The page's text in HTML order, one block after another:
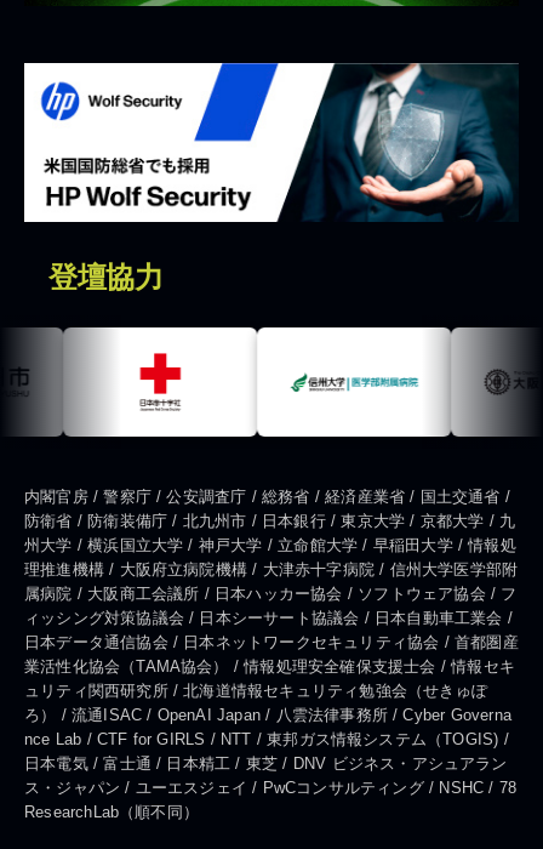
登壇協力
内閣官房 / 警察庁 / 公安調査庁 / 総務省 / 経済産業省 / 国土交通省 /
防衛省 / 防衛装備庁 / 北九州市 / 日本銀行 / 東京大学 / 京都大学 / 九
州大学 / 横浜国立大学 / 神戸大学 / 立命館大学 / 早稲田大学 / 情報処
理推進機構 / 大阪府立病院機構 / 大津赤十字病院 / 信州大学医学部附
属病院 / 大阪商工会議所 / 日本ハッカー協会 / ソフトウェア協会 / フ
ィッシング対策協議会 / 日本シーサート協議会 / 日本自動車工業会 /
日本データ通信協会 / 日本ネットワークセキュリティ協会 / 首都圏産
業活性化協会（TAMA協会） / 情報処理安全確保支援士会 / 情報セキ
ュリティ関西研究所 / 北海道情報セキュリティ勉強会（せきゅぽ
ろ） / 流通ISAC / OpenAI Japan / 八雲法律事務所 / Cyber Governa
nce Lab / CTF for GIRLS / NTT / 東邦ガス情報システム（TOGIS) /
日本電気 / 富士通 / 日本精工 / 東芝 / DNV ビジネス・アシュアラン
ス・ジャパン / ユーエスジェイ / PwCコンサルティング / NSHC / 78
ResearchLab（順不同）